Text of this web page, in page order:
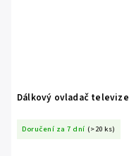
Dálkový ovladač televize
Doručení za 7 dní (>20 ks)